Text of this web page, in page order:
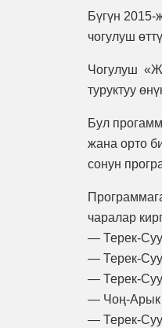
Бүгүн
чогулуш
Чогулуш
туруктуу
Бул
жана орто
сонун
чаралар
— Терек-
— Терек-Суу
— Терек-Суу
— Чоң-Арык
— Терек-